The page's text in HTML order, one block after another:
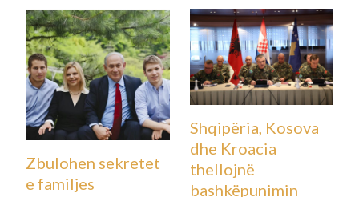
Zbulohen sekretet
e familjes
Shqipëria, Kosova
dhe Kroacia
thellojnë
bashkëpunimin